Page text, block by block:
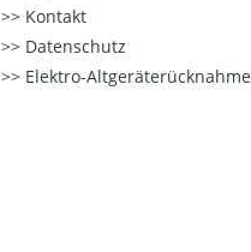
Kontakt
Datenschutz
Elektro-Altgeräterücknahme